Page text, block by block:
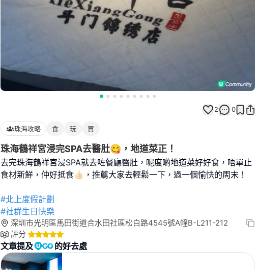
2 0
珠海攻略 食 玩 買
珠海鶴祥宮浸完SPA去醫肚😋，地道菜正！
去完珠海鶴祥宮浸SPA就去咗餐廳醫肚，呢度啲地道菜好好食，唔單止
食材新鮮，仲好抵食👍🏻，推薦大家去輕鬆一下，過一個愉快的周末！
#北上度假計劃
#社群生日快樂
深圳市光明區馬田街道合水田社區松白路4545號A幢B-L211-212
評分
文章提及 的好去處